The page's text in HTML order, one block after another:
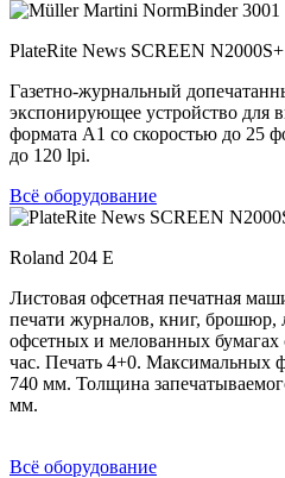
PlateRite News SCREEN N2000S+
Газетно-журнальный
экспонирующее устройство для
формата А1 со скоростью до 25
до 120 lpi.
Всё оборудование
Roland 204 E
Листовая офсетная печатная
печати журналов, книг, брошюр,
офсетных и мелованных бумагах
час. Печать 4+0. Максимальных
740 мм. Толщина
мм.
Всё оборудование